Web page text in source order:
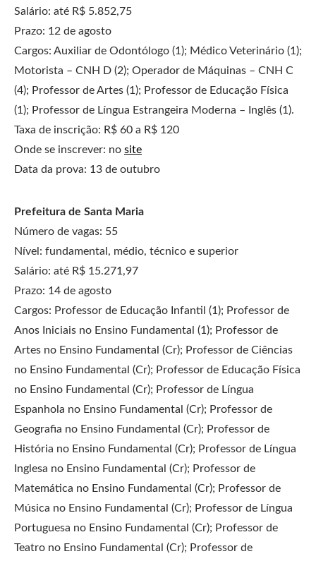
Salário: até R$ 5.852,75
Prazo: 12 de agosto
Cargos: Auxiliar de Odontólogo (1); Médico Veterinário (1);
Motorista – CNH D (2); Operador de Máquinas – CNH C
(4); Professor de Artes (1); Professor de Educação Física
(1); Professor de Língua Estrangeira Moderna – Inglês (1).
Taxa de inscrição: R$ 60 a R$ 120
Onde se inscrever: no site
Data da prova: 13 de outubro
Prefeitura de Santa Maria
Número de vagas: 55
Nível: fundamental, médio, técnico e superior
Salário: até R$ 15.271,97
Prazo: 14 de agosto
Cargos: Professor de Educação Infantil (1); Professor de
Anos Iniciais no Ensino Fundamental (1); Professor de
Artes no Ensino Fundamental (Cr); Professor de Ciências
no Ensino Fundamental (Cr); Professor de Educação Física
no Ensino Fundamental (Cr); Professor de Língua
Espanhola no Ensino Fundamental (Cr); Professor de
Geografia no Ensino Fundamental (Cr); Professor de
História no Ensino Fundamental (Cr); Professor de Língua
Inglesa no Ensino Fundamental (Cr); Professor de
Matemática no Ensino Fundamental (Cr); Professor de
Música no Ensino Fundamental (Cr); Professor de Língua
Portuguesa no Ensino Fundamental (Cr); Professor de
Teatro no Ensino Fundamental (Cr); Professor de